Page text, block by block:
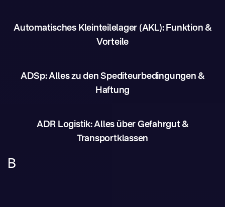
Automatisches Kleinteilelager (AKL): Funktion &
Vorteile
ADSp: Alles zu den Spediteurbedingungen &
Haftung
ADR Logistik: Alles über Gefahrgut &
Transportklassen
B